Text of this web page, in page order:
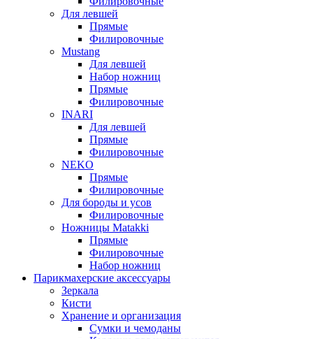
Для левшей
Прямые
Филировочные
Mustang
Для левшей
Набор ножниц
Прямые
Филировочные
INARI
Для левшей
Прямые
Филировочные
NEKO
Прямые
Филировочные
Для бороды и усов
Филировочные
Ножницы Matakki
Прямые
Филировочные
Набор ножниц
Парикмахерские аксессуары
Зеркала
Кисти
Хранение и организация
Сумки и чемоданы